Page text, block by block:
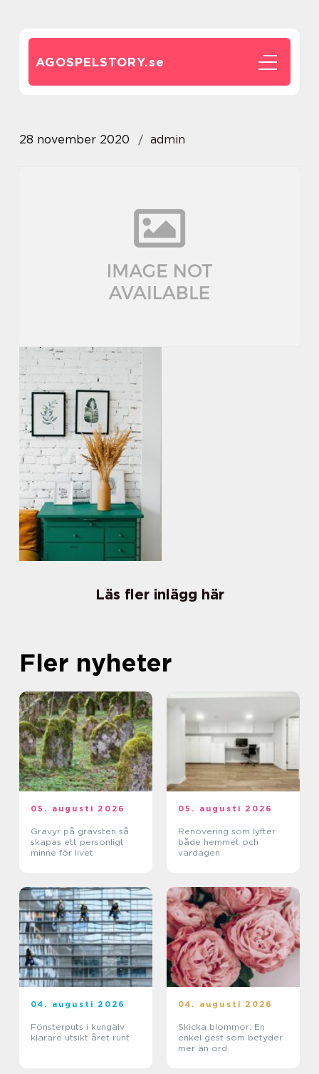
AGOSPELSTORY.se
28 november 2020 admin
Läs fler inlägg här
Fler nyheter
05. augusti 2026
Gravyr på gravsten så
skapas ett personligt
minne för livet
05. augusti 2026
Renovering som lyfter
både hemmet och
vardagen
04. augusti 2026
Fönsterputs i kungälv
klarare utsikt året runt
04. augusti 2026
Skicka blommor: En
enkel gest som betyder
mer än ord